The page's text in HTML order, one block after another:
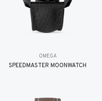
OMEGA
SPEEDMASTER MOONWATCH